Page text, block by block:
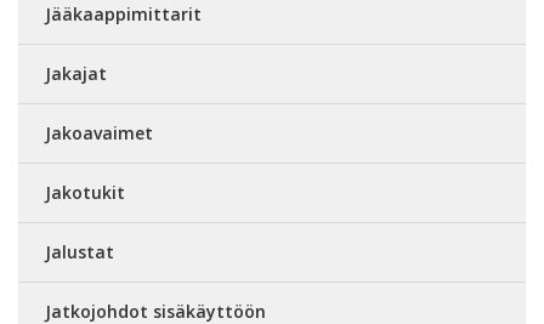
Jääkaappimittarit
Jakajat
Jakoavaimet
Jakotukit
Jalustat
Jatkojohdot sisäkäyttöön